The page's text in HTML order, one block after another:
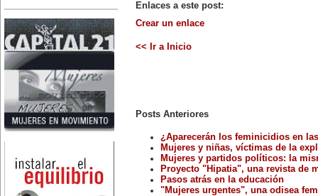
EFEMÉRIDES DE MARZO
1 de marzo:
Nace en Santiago, Chile, la
escritora Mercedes Valenzuela
Alvarez (1924-1993), más
conocida como Mercedes
Valdivieso. En 1961 publica 'La
Brecha', considerada como la
primera novela feminista de
Latinoamérica.
4 de marzo:
En México muere Adelina
Zendejas (1909-1993), periodista,
derechos de las mujeres.
5 de marzo:
En Dijon fallece Gabrielle Suchon
(1703), notable filósofa francesa,
Enlaces a este post:
Crear un enlace
<< Ir a Inicio
Posts Anteriores
¿Aparecerán los feminicidios en
Mujeres y niñas, víctimas de la
Mujeres y partidos políticos: la
Proyecto "Hipatia", una revista de
Pasos atrás en la educación
"Mujeres urgentes", una odisea